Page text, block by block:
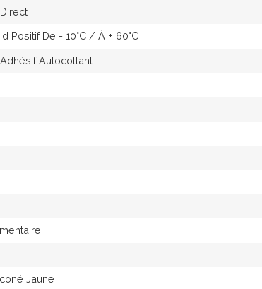
Positif De - 10°c / À + 60°c
Autocollant
Jaune